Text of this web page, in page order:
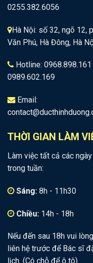
0255.382.6056
Hà Nội: số 32, ngõ 12,
Văn Phú, Hà Đông, Hà
Hotline:
0989.602.169
Email:
THỜI GIAN LÀM
Làm việc tất cả các ngày
trong tuần:
Sáng: 8h - 11h30
Chiều: 14h - 18h
Nếu đến sau 18h vui lòng
liên hệ trước để Bác sĩ
lịch. (Có chỗ để ô tô)